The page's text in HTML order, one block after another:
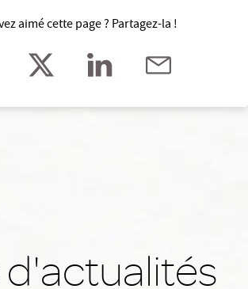
aimé cette page ? Partagez-la !
d'actualités